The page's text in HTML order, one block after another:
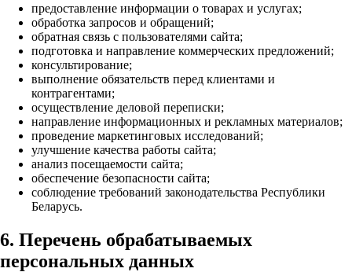
предоставление информации о товарах и услугах;
обработка запросов и обращений;
обратная связь с пользователями сайта;
подготовка и направление коммерческих предложений;
консультирование;
выполнение обязательств перед клиентами и
контрагентами;
осуществление деловой переписки;
направление информационных и рекламных материалов;
проведение маркетинговых исследований;
улучшение качества работы сайта;
анализ посещаемости сайта;
обеспечение безопасности сайта;
соблюдение требований законодательства Республики
Беларусь.
6. Перечень обрабатываемых
персональных данных